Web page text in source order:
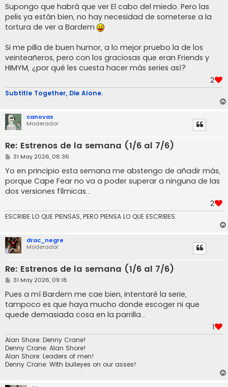
n
s
a
j
e
Supongo que habrá que ver El cabo del miedo. Pero las
pelis ya están bien, no hay necesidad de someterse a la
tortura de ver a Bardem
Si me pilla de buen humor, a lo mejor pruebo la de los
veinteañeros, pero con los graciosas que eran Friends y
HIMYM, ¿por qué les cuesta hacer más series así?
2
Subtitle Together, Die Alone.
canovas
Moderador
Re: Estrenos de la semana (1/6 al 7/6)
M
n
s
a
j
e
31 May 2026, 08:36
Yo en principio esta semana me abstengo de añadir más,
porque Cape Fear no va a poder superar a ninguna de las
dos versiones fílmicas...
2
ESCRIBE LO QUE PIENSAS, PERO PIENSA LO QUE ESCRIBES.
drac_negre
Moderador
Re: Estrenos de la semana (1/6 al 7/6)
M
n
s
a
j
e
31 May 2026, 09:18
Pues a mí Bardem me cae bien, intentaré la serie,
tampoco es que haya mucho donde escoger ni que
quede demasiada cosa en la parrilla...
1
Alan Shore: Denny Crane!
Denny Crane: Alan Shore!
Alan Shore: Leaders of men!
Denny Crane: With bulleyes on our asses!